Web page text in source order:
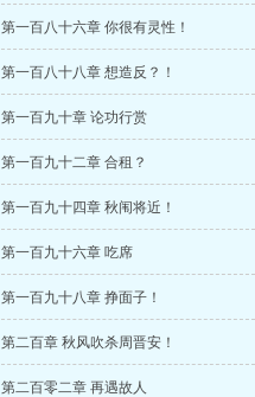
第一百八十六章 你很有灵性！
第一百八十八章 想造反？！
第一百九十章 论功行赏
第一百九十二章 合租？
第一百九十四章 秋闱将近！
第一百九十六章 吃席
第一百九十八章 挣面子！
第二百章 秋风吹杀周晋安！
第二百零二章 再遇故人